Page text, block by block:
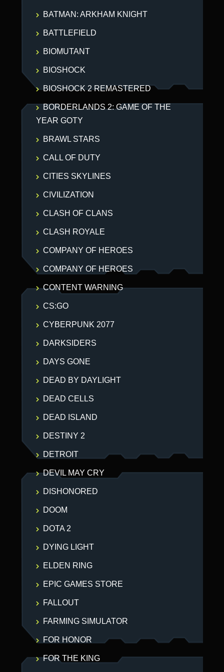
BATMAN: ARKHAM KNIGHT
BATTLEFIELD
BIOMUTANT
BIOSHOCK
BIOSHOCK 2 REMASTERED
BORDERLANDS 2: GAME OF THE
YEAR GOTY
BRAWL STARS
CALL OF DUTY
CITIES SKYLINES
CIVILIZATION
CLASH OF CLANS
CLASH ROYALE
COMPANY OF HEROES
COMPANY OF HEROES
CONTENT WARNING
CS:GO
CYBERPUNK 2077
DARKSIDERS
DAYS GONE
DEAD BY DAYLIGHT
DEAD CELLS
DEAD ISLAND
DESTINY 2
DETROIT
DEVIL MAY CRY
DISHONORED
DOOM
DOTA 2
DYING LIGHT
ELDEN RING
EPIC GAMES STORE
FALLOUT
FARMING SIMULATOR
FOR HONOR
FOR THE KING